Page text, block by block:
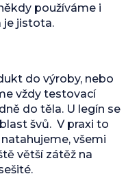
používáme i
je jistota.
do výroby, nebo
vždy testovací
do těla. U legín se
švů. V praxi to
všemi
větší zátěž na